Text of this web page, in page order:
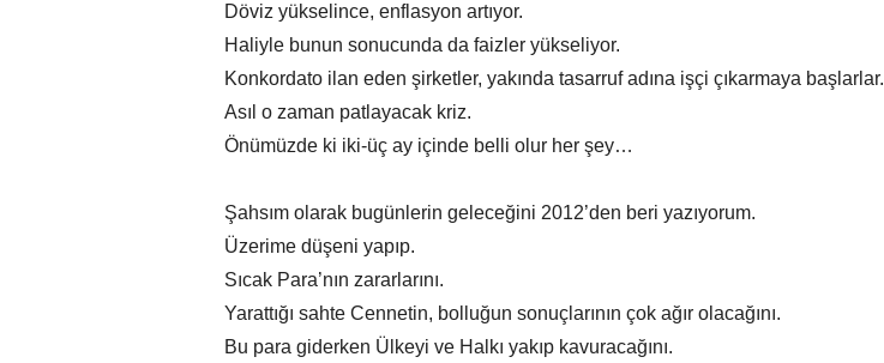
Döviz yükselince, enflasyon artıyor.
Haliyle bunun sonucunda da faizler yükseliyor.
Konkordato ilan eden şirketler, yakında tasarruf adına işçi çıkarmaya başlarlar.
Asıl o zaman patlayacak kriz.
Önümüzde ki iki-üç ay içinde belli olur her şey…
Şahsım olarak bugünlerin geleceğini 2012’den beri yazıyorum.
Üzerime düşeni yapıp.
Sıcak Para’nın zararlarını.
Yarattığı sahte Cennetin, bolluğun sonuçlarının çok ağır olacağını.
Bu para giderken Ülkeyi ve Halkı yakıp kavuracağını.